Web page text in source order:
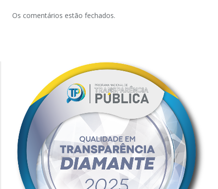
Os comentários estão fechados.